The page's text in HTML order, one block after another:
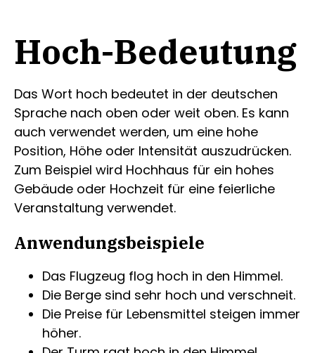
Hoch-Bedeutung
Das Wort hoch bedeutet in der deutschen
Sprache nach oben oder weit oben. Es kann
auch verwendet werden, um eine hohe
Position, Höhe oder Intensität auszudrücken.
Zum Beispiel wird Hochhaus für ein hohes
Gebäude oder Hochzeit für eine feierliche
Veranstaltung verwendet.
Anwendungsbeispiele
Das Flugzeug flog hoch in den Himmel.
Die Berge sind sehr hoch und verschneit.
Die Preise für Lebensmittel steigen immer
höher.